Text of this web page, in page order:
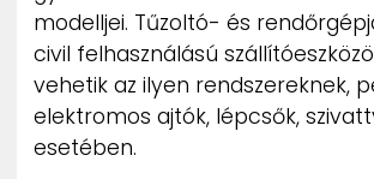
modelljei. Tűzoltó- és
civil felhasználású
vehetik az ilyen rendszereknek,
elektromos ajtók, lépcsők,
esetében.